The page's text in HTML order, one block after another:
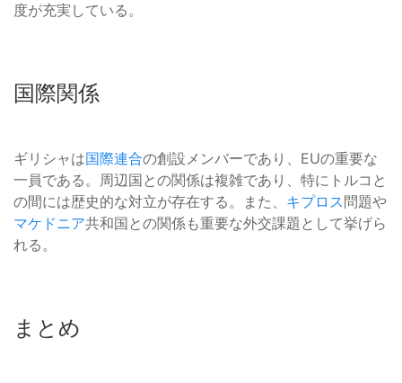
度が充実している。
国際関係
ギリシャは国際連合の創設メンバーであり、EUの重要な
一員である。周辺国との関係は複雑であり、特にトルコと
の間には歴史的な対立が存在する。また、 キプロス問題や
マケドニア共和国との関係も重要な外交課題として挙げら
れる。
まとめ